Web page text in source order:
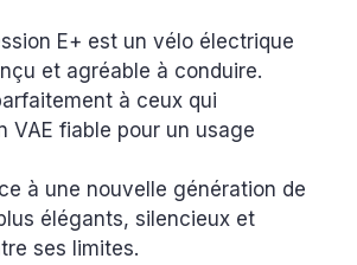
E+ est un vélo électrique
et agréable à conduire.
à ceux qui
VAE fiable pour un usage
à une nouvelle génération de
élégants, silencieux et
ses limites.